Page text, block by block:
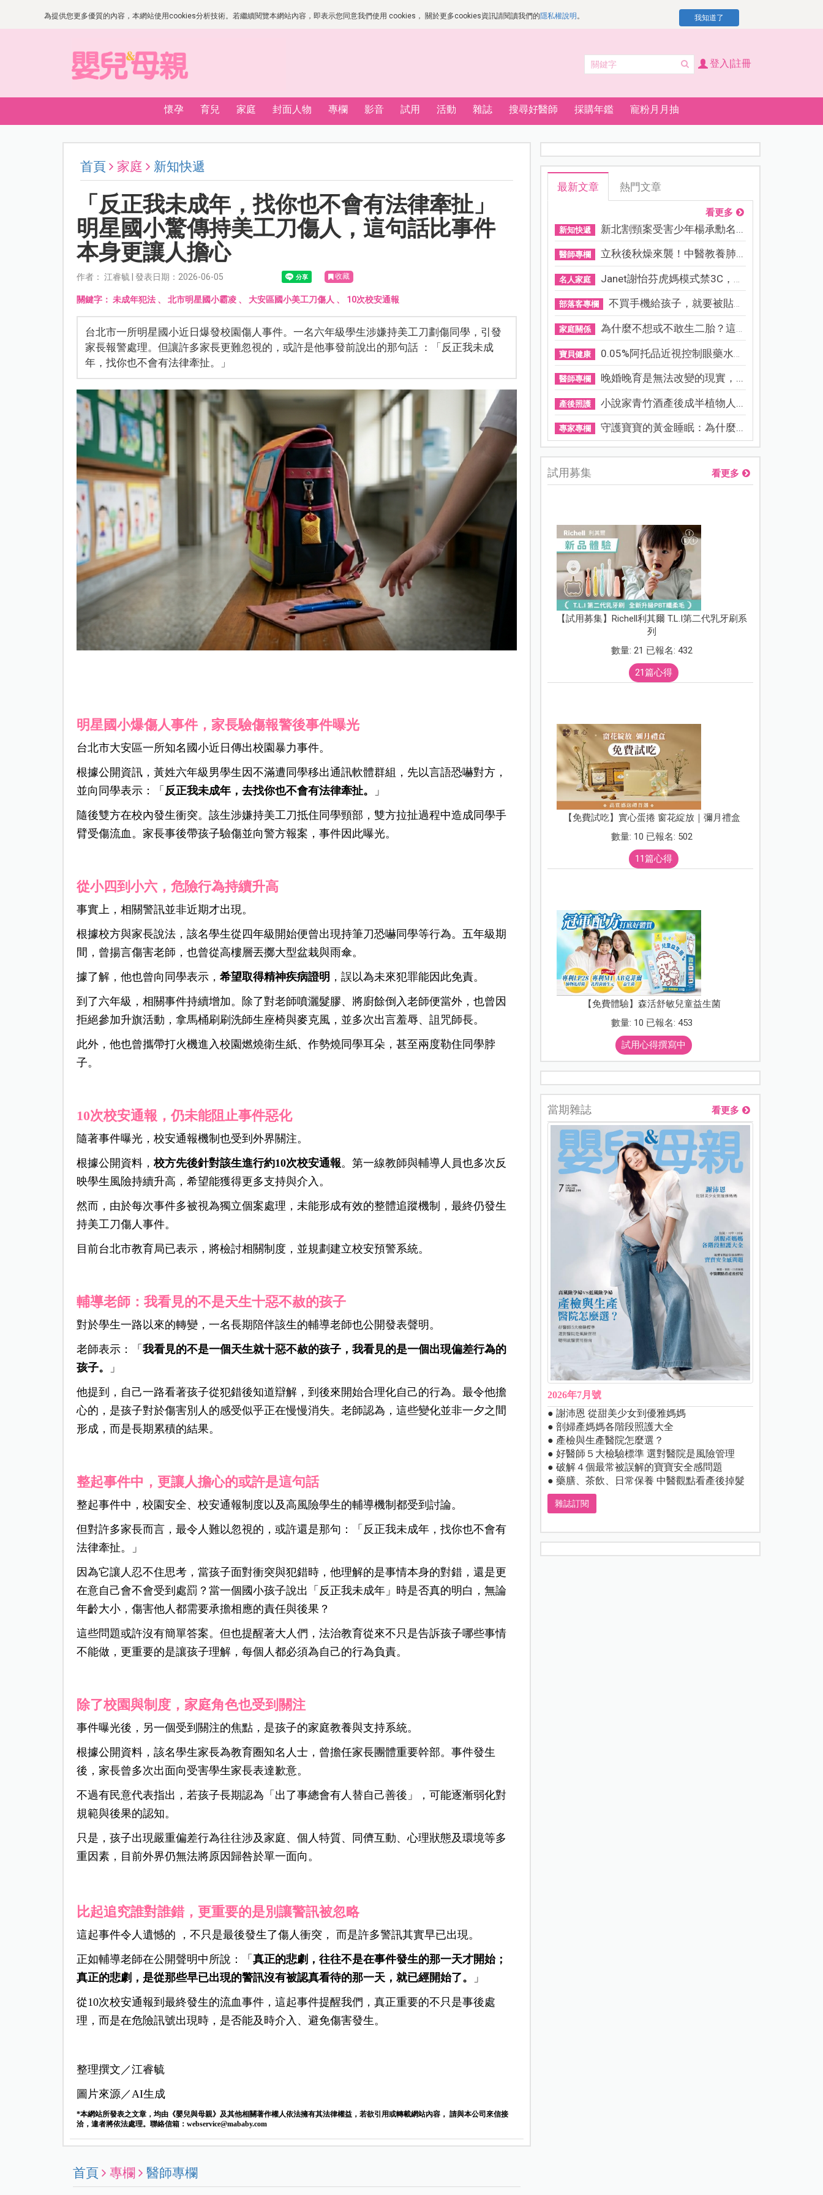
為提供您更多優質的內容，本網站使用cookies分析技術。若繼續閱覽本網站內容，即表示您同意我們使用 cookies， 關於更多cookies資訊請閱讀我們的隱私權說明 。 我知道了
登入|註冊
懷孕 育兒 家庭 封面人物 專欄 影音 試用 活動 雜誌 搜尋好醫師 採購年鑑 寵粉月月抽
首頁 家庭 新知快遞
「反正我未成年，找你也不會有法律牽扯」
明星國小驚傳持美工刀傷人，這句話比事件
本身更讓人擔心
作者： 江睿毓 | 發表日期：2026-06-05 收藏
關鍵字： 未成年犯法、 北市明星國小霸凌、 大安區國小美工刀傷人 、 10次校安通報
台北市一所明星國小近日爆發校園傷人事件。一名六年級學生涉嫌持美工刀劃傷同學，引發
家長報警處理。但讓許多家長更難忽視的，或許是他事發前說出的那句話 ：「反正我未成
年，找你也不會有法律牽扯。」
明星國小爆傷人事件，家長驗傷報警後事件曝光
台北市大安區一所知名國小近日傳出校園暴力事件。
根據公開資訊，黃姓六年級男學生因不滿遭同學移出通訊軟體群組，先以言語恐嚇對方，
並向同學表示：「 反正我未成年，去找你也不會有法律牽扯。
」
隨後雙方在校內發生衝突。該生涉嫌持美工刀抵住同學頸部，雙方拉扯過程中造成同學手
臂受傷流血。家長事後帶孩子驗傷並向警方報案，事件因此曝光。
從小四到小六，危險行為持續升高
事實上，相關警訊並非近期才出現。
根據校方與家長說法，該名學生從四年級開始便曾出現持筆刀恐嚇同學等行為。五年級期
間，曾揚言傷害老師，也曾從高樓層丟擲大型盆栽與雨傘。
據了解，他也曾向同學表示， 希望取得精神疾病證明 ，誤以為未來犯罪能因此免責。
到了六年級，相關事件持續增加。除了對老師噴灑髮膠、將廚餘倒入老師便當外，也曾因
拒絕參加升旗活動，拿馬桶刷刷洗師生座椅與麥克風，並多次出言羞辱、詛咒師長。
此外，他也曾攜帶打火機進入校園燃燒衛生紙、作勢燒同學耳朵，甚至兩度勒住同學脖
子。
10次校安通報，仍未能阻止事件惡化
隨著事件曝光，校安通報機制也受到外界關注。
根據公開資料，校方先後針對該生進行約10次校安通報。第一線教師與輔導人員也多次反
映學生風險持續升高，希望能獲得更多支持與介入。
然而，由於每次事件多被視為獨立個案處理，未能形成有效的整體追蹤機制，最終仍發生
持美工刀傷人事件。
目前台北市教育局已表示，將檢討相關制度，並規劃建立校安預警系統。
輔導老師：我看見的不是天生十惡不赦的孩子
對於學生一路以來的轉變，一名長期陪伴該生的輔導老師也公開發表聲明。
老師表示：「 我看見的不是一個天生就十惡不赦的孩子，我看見的是一個出現偏差行為的
孩子。
」
他提到，自己一路看著孩子從犯錯後知道辯解，到後來開始合理化自己的行為。最令他擔
心的，是孩子對於傷害別人的感受似乎正在慢慢消失。老師認為，這些變化並非一夕之間
形成，而是長期累積的結果。
整起事件中，更讓人擔心的或許是這句話
整起事件中，校園安全、校安通報制度以及高風險學生的輔導機制都受到討論。
但對許多家長而言，最令人難以忽視的，或許還是那句：「反正我未成年，找你也不會有
法律牽扯。」
因為它讓人忍不住思考，當孩子面對衝突與犯錯時，他理解的是事情本身的對錯，還是更
在意自己會不會受到處罰？當一個國小孩子說出「反正我未成年」時是否真的明白，無論
年齡大小，傷害他人都需要承擔相應的責任與後果？
這些問題或許沒有簡單答案。但也提醒著大人們，法治教育從來不只是告訴孩子哪些事情
不能做，更重要的是讓孩子理解，每個人都必須為自己的行為負責。
除了校園與制度，家庭角色也受到關注
事件曝光後，另一個受到關注的焦點，是孩子的家庭教養與支持系統。
根據公開資料，該名學生家長為教育圈知名人士，曾擔任家長團體重要幹部。事件發生
後，家長曾多次出面向受害學生家長表達歉意。
不過有民意代表指出，若孩子長期認為「出了事總會有人替自己善後」，可能逐漸弱化對
規範與後果的認知。
只是，孩子出現嚴重偏差行為往往涉及家庭、個人特質、同儕互動、心理狀態及環境等多
重因素，目前外界仍無法將原因歸咎於單一面向。
比起追究誰對誰錯，更重要的是別讓警訊被忽略
這起事件令人遺憾的 ，不只是最後發生了傷人衝突， 而是許多警訊其實早已出現。
正如輔導老師在公開聲明中所說：「 真正的悲劇，往往不是在事件發生的那一天才開始；
真正的悲劇，是從那些早已出現的警訊沒有被認真看待的那一天，就已經開始了。
」
從10次校安通報到最終發生的流血事件，這起事件提醒我們，真正重要的不只是事後處
理，而是在危險訊號出現時，是否能及時介入、避免傷害發生。
整理撰文／江睿毓
圖片來源／AI生成
*本網站所發表之文章，均由《嬰兒與母親》及其他相關著作權人依法擁有其法律權益，若欲引用或轉載網站內容， 請與本公司來信接
洽，違者將依法處理。聯絡信箱： webservice@mababy.com
首頁 專欄 醫師專欄
最新文章 熱門文章
看更多
新知快遞 新北割頸案受害少年楊承勳名...
醫師專欄 立秋後秋燥來襲！中醫教養肺...
名人家庭 Janet謝怡芬虎媽模式禁3C，看...
部落客專欄 不買手機給孩子，就要被貼「...
家庭關係 為什麼不想或不敢生二胎？這8...
寶貝健康 0.05%阿托品近視控制眼藥水納...
醫師專欄 晚婚晚育是無法改變的現實，...
產後照護 小說家青竹酒產後成半植物人...
專家專欄 守護寶寶的黃金睡眠：為什麼...
試用募集 看更多
【試用募集】Richell利其爾 T.L.I第二代乳牙刷系
列
數量: 21 已報名: 432
21篇心得
【免費試吃】實心蛋捲 窗花綻放｜彌月禮盒
數量: 10 已報名: 502
11篇心得
【免費體驗】森活舒敏兒童益生菌
數量: 10 已報名: 453
試用心得撰寫中
當期雜誌 看更多
2026年7月號
● 謝沛恩 從甜美少女到優雅媽媽
● 剖婦產媽媽各階段照護大全
● 產檢與生產醫院怎麼選？
● 好醫師５大檢驗標準 選對醫院是風險管理
● 破解４個最常被誤解的寶寶安全感問題
● 藥膳、茶飲、日常保養 中醫觀點看產後掉髮
雜誌訂閱